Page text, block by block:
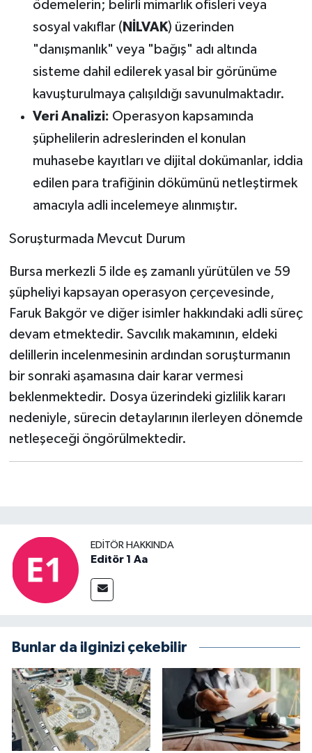
ödemelerin; belirli mimarlık ofisleri veya
sosyal vakıflar ( NİLVAK) üzerinden
"danışmanlık" veya "bağış" adı altında
sisteme dahil edilerek yasal bir görünüme
kavuşturulmaya çalışıldığı savunulmaktadır.
Veri Analizi: Operasyon kapsamında
şüphelilerin adreslerinden el konulan
muhasebe kayıtları ve dijital dokümanlar, iddia
edilen para trafiğinin dökümünü netleştirmek
amacıyla adli incelemeye alınmıştır.
Soruşturmada Mevcut Durum
Bursa merkezli 5 ilde eş zamanlı yürütülen ve 59
şüpheliyi kapsayan operasyon çerçevesinde,
Faruk Bakgör ve diğer isimler hakkındaki adli süreç
devam etmektedir. Savcılık makamının, eldeki
delillerin incelenmesinin ardından soruşturmanın
bir sonraki aşamasına dair karar vermesi
beklenmektedir. Dosya üzerindeki gizlilik kararı
nedeniyle, sürecin detaylarının ilerleyen dönemde
netleşeceği öngörülmektedir.
EDITÖR HAKKINDA
Editör 1 Aa
Bunlar da ilginizi çekebilir